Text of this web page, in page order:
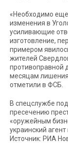
«Необходимо еще
изменения в
усиливающие
изготовление,
примером
жителей
противоправной
месяцам
отметили в ФСБ.
В спецслужбе
пресечению
«оружейным
украинский
Источник: РИА